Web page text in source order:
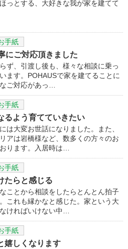
っとする、大好きな我が家を建てて
手紙
にご対応頂きました
ず、引渡し後も、様々な相談に乗っ
ます。POHAUSで家を建てることに
ご対応があっ…
手紙
るよう育てていきたい
は大変お世話になりました。また、
アは岩橋様など、数多くの方々のお
ります。入居時は…
手紙
たらと感じる
ことから相談をしたらとんとん拍子
これも縁かなと感じた。家という大
ければいけない中…
手紙
嬉しくなります